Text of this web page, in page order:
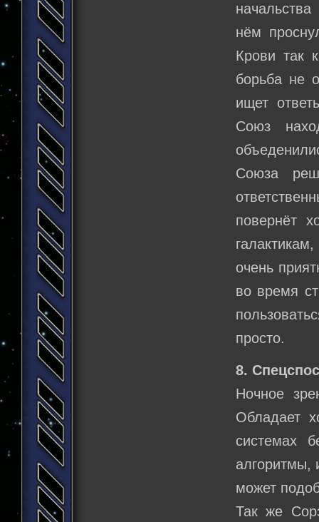
нём
Крови так
борьба не
ищет
Союз
Союза
повернёт
очень
во время
просто.
8.
Ночное
Обладает
системах
алгоритмы,
может
Так же